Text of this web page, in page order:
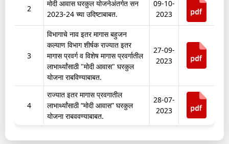
2
मोदी आवास घरकुल योजनेअंतर्गत सन
2023-24 च्या उदिष्टाबाबत.
09-10-
2023
3
विभागाचे नाव इतर मागास बहुजन
कल्याण विभाग शीर्षक राज्यात इतर
मागास प्रवर्ग व विशेष मागास प्रवर्गातील
लाभार्थ्यांसाठी "मोदी आवास" घरकुल
योजना राबविण्याबाबत.
27-09-
2023
4
राज्यात इतर मागास प्रवगातील
लाभार्थ्यांसाठी “मोदी आवास” घरकुल
योजना राबववण्याबाबत.
28-07-
2023